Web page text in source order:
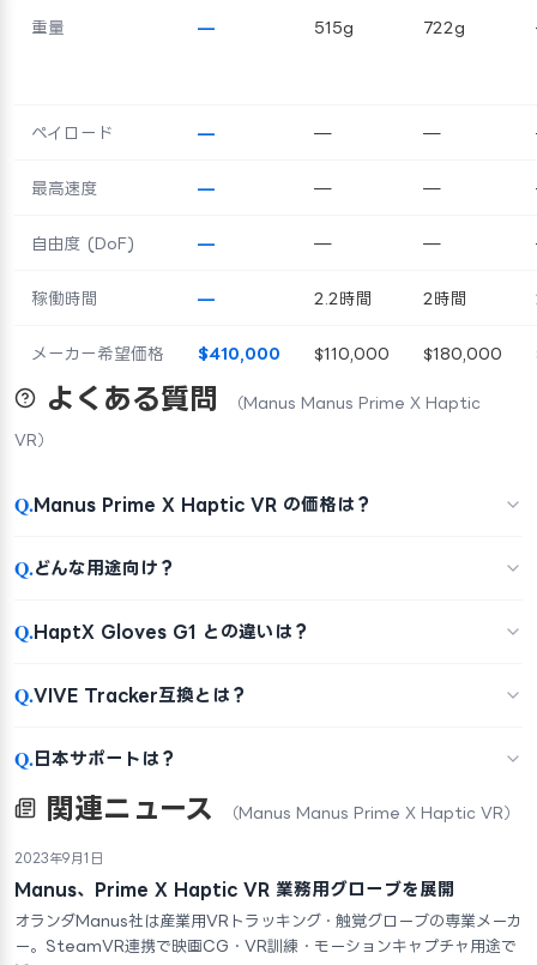
重量 — 515g 722g
ペイロード — — —
最高速度 — — —
自由度 (DoF) — — —
稼働時間 — 2.2時間 2時間
メーカー希望価格 $410,000 $110,000 $180,000
よくある質問 （Manus Manus Prime X Haptic
VR）
Q.Manus Prime X Haptic VR の価格は？
Q.どんな用途向け？
Q.HaptX Gloves G1 との違いは？
Q.VIVE Tracker互換とは？
Q.日本サポートは？
関連ニュース （Manus Manus Prime X Haptic VR）
2023年9月1日
Manus、Prime X Haptic VR 業務用グローブを展開
オランダManus社は産業用VRトラッキング・触覚グローブの専業メーカ
ー。SteamVR連携で映画CG・VR訓練・モーションキャプチャ用途で